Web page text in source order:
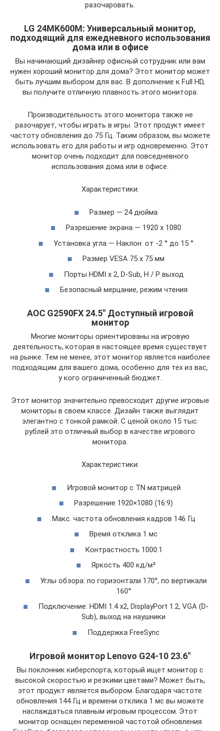
разочаровать.
LG 24MK600M: Универсальный монитор,
подходящий для ежедневного использования
дома или в офисе
Вы начинающий дизайнер офисный сотрудник или вам
нужен хороший монитор для дома? Этот монитор может
быть лучшим выбором для вас. В дополнение к Full HD,
вы получите отличную плавность этого монитора.
Производительность этого монитора также не
разочарует, чтобы играть в игры. Этот продукт имеет
частоту обновления до 75 Гц. Таким образом, вы можете
использовать его для работы и игр одновременно. Этот
монитор очень подходит для повседневного
использования дома или в офисе.
Характеристики:
Размер — 24 дюйма
Разрешение экрана — 1920 х 1080
Установка угла — Наклон: от -2 ° до 15 °
Размер VESA 75 х 75 мм
Порты HDMI х 2, D-Sub, H / P выход
Безопасный мерцание, режим чтения
AOC G2590FX 24.5″ Доступный игровой
монитор
Многие мониторы ориентированы на игровую
деятельность, которая в настоящее время существует
на рынке. Тем не менее, этот монитор является наиболее
подходящим для вашего дома, особенно для тех из вас,
у кого ограниченный бюджет.
Этот монитор значительно превосходит другие игровые
мониторы в своем классе. Дизайн также выглядит
элегантно с тонкой рамкой. С ценой около 15 тыс.
рублей это отличный выбор в качестве игрового
монитора.
Характеристики:
Игровой монитор c TN матрицей
Разрешение 1920×1080 (16:9)
Макс. частота обновления кадров 146 Гц
Время отклика 1 мс
Контрастность 1000:1
Яркость 400 кд/м²
Углы обзора: по горизонтали 170°, по вертикали
160°
Подключение: HDMI 1.4 x2, DisplayPort 1.2, VGA (D-
Sub), выход на наушники
Поддержка FreeSync
Игровой монитор Lenovo G24-10 23.6″
Вы поклонник киберспорта, который ищет монитор с
высокой скоростью и резкими цветами? Может быть,
этот продукт является выбором. Благодаря частоте
обновления 144 Гц и времени отклика 1 мс вы можете
наслаждаться плавным игровым процессом. Этот
монитор оснащен переменной частотой обновления